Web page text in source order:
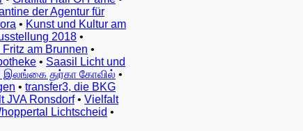
der Agentur für
• Kunst und Kultur am
2018 •
Fritz am Brunnen •
• Saasil Licht und
இலங்கை துர்கா கோவில் •
• transfer3, die BKG
JVA Ronsdorf• Vielfalt
Lichtscheid •